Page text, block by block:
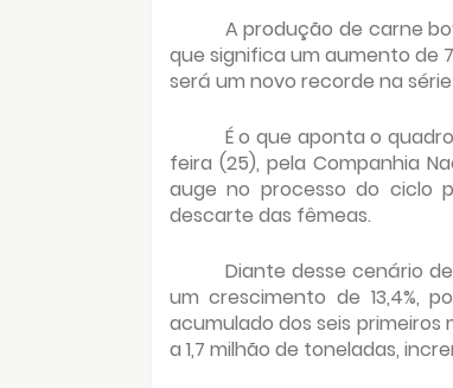
A produção de carne
que significa um aumento de
será um novo recorde na
É o que aponta o
feira (25), pela Companhia
auge no processo do ciclo
descarte das fêmeas.
Diante desse cenário
um crescimento de 13,4%,
acumulado dos seis
a 1,7 milhão de toneladas,